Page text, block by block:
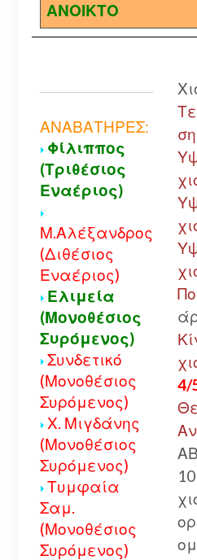
ΑΝΟΙΚΤΟ
ΑΝΑΒΑΤΗΡΕΣ:
Φίλιππος
(Τριθέσιος
Εναέριος)
Μ.Αλέξανδρος
(Διθέσιος
Εναέριος)
Ελιμεία
(Μονοθέσιος
Συρόμενος)
Συνδετικό
(Μονοθέσιος
Συρόμενος)
Χ. Μιγδάνης
(Μονοθέσιος
Συρόμενος)
Τυμφαία
Σαμ.
(Μονοθέσιος
Συρόμενος)
4/